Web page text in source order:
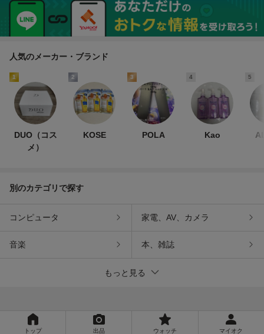
コスメ
人気のメーカー・ブランド
1
DUO（コス
メ）
2
KOSE
3
POLA
4
Kao
5
別のカテゴリで探す
コンピュータ 家電、AV、カメラ
音楽 本、雑誌
もっと見る
トップ 出品 ウォッチ マイオク